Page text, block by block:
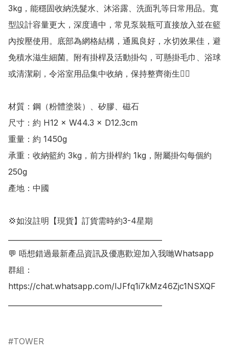
3kg，能穩固收納洗髮水、沐浴露、洗面乳等日常用品。寬
型設計容量更大，深度適中，常見泵裝瓶可直接放入並在籃
內按壓使用。底部為網格結構，通風良好，水切效果佳，避
免積水滋生細菌。附有掛桿及活動掛勾，可懸掛毛巾、浴球
或清潔刷，令浴室用品集中收納，保持整齊衛生👍🏻
材質：鋼（粉體塗裝）、矽膠、磁石
尺寸：約 H12 × W44.3 × D12.3cm
重量：約 1450g
承重：收納籃約 3kg，前方掛桿約 1kg，附屬掛勾每個約
250g
產地：中國
💢如沒註明【現貨】訂貨需時約3-4星期
💬 唔想錯過最新產品資訊及優惠歡迎加入我哋Whatsapp
群組：
https://chat.whatsapp.com/IJFfq1i7kMz46Zjc1NSXQF
TOWER